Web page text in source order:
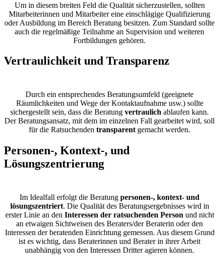
Um in diesem breiten Feld die Qualität sicherzustellen, sollten
Mitarbeiterinnen und Mitarbeiter eine einschlägige Qualifizierung
oder Ausbildung im Bereich Beratung besitzen. Zum Standard sollte
auch die regelmäßige Teilnahme an Supervision und weiteren
Fortbildungen gehören.
Vertraulichkeit und Transparenz
Durch ein entsprechendes Beratungsumfeld (geeignete
Räumlichkeiten und Wege der Kontaktaufnahme usw.) sollte
sichergestellt sein, dass die Beratung vertraulich ablaufen kann.
DerBeratungsansatz, mit dem im einzelnen Fall gearbeitet wird, soll
fürdie Ratsuchenden transparent gemacht werden.
Personen-, Kontext-, und
Lösungszentrierung
Im Idealfall erfolgt die Beratung personen-, kontext- und
lösungszentriert. Die Qualität des Beratungsergebnisses wird in
erster Linie an den Interessen der ratsuchenden Person und nicht
an etwaigen Sichtweisen des Beraters/der Beraterin oder den
Interessen der beratenden Einrichtung gemessen. Aus diesem Grund
ist es wichtig, dass Beraterinnen und Berater in ihrer Arbeit
unabhängig von den Interessen Dritter agieren können.